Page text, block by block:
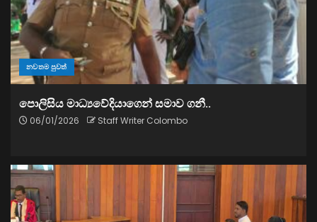
නවතම පුවත්
පොලිසිය මාධ්‍යවේදියාගෙන් සමාව ගනී..
06/01/2026 Staff Writer Colombo